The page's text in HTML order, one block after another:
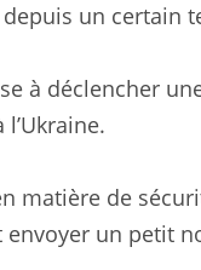
un certain
à déclencher
matière de
un petit